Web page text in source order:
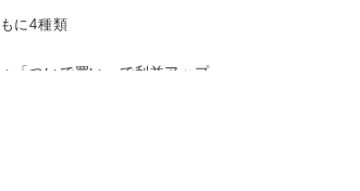
に4種類
「ついで買い」で利益アップ